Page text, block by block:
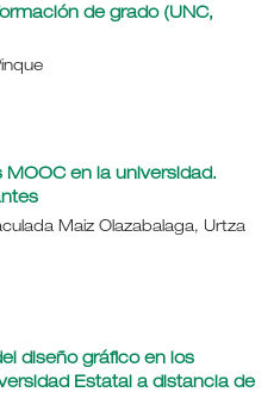
de grado (UNC,
MOOC en la universidad.
Maiz Olazabalaga, Urtza
diseño gráfico en los
Estatal a distancia de